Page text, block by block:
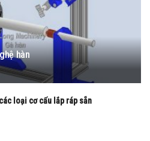
hàn
loại cơ cấu lắp ráp sẵn